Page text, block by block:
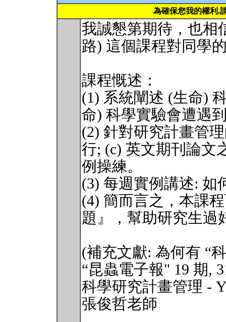
為確保您我的權利,
我誠懇第期待，也相
路) 這個課程對同學
課程慨述：
(1) 系統闡述 (生命)
命) 科學實驗會遭遇
(2) 針對研究計畫管
行; (c) 英文期刊論文
例操練。
(3) 每週實例講述: 如
(4) 簡而言之，本課
題』，幫助研究生過
(補充文獻: 為何有 “
“昆蟲電子報" 19 期,
科學研究計畫管理 -
張俊哲老師